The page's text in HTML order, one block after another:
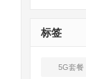
标签
5G套餐